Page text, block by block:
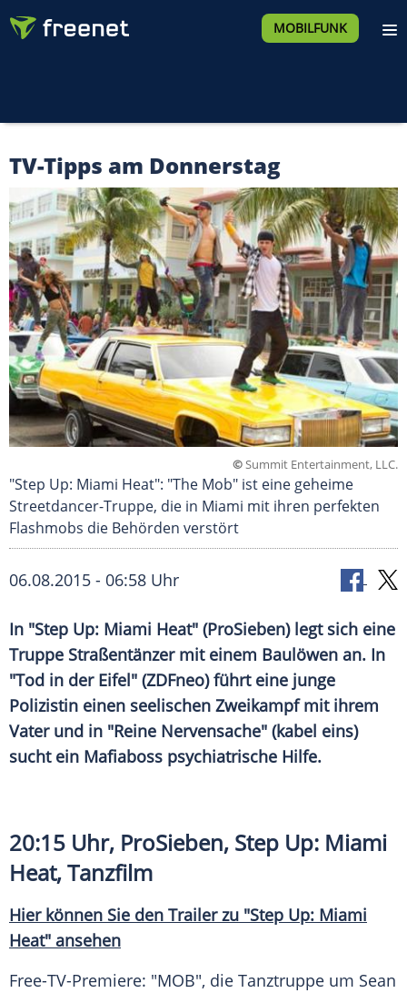
MOBILFUNK
TV-Tipps am Donnerstag
©Summit Entertainment, LLC.
"Step Up: Miami Heat": "The Mob" ist eine geheime
Streetdancer-Truppe, die in Miami mit ihren perfekten
Flashmobs die Behörden verstört
06.08.2015 - 06:58 Uhr
In "Step Up: Miami Heat" (ProSieben) legt sich eine
Truppe Straßentänzer mit einem Baulöwen an. In
"Tod in der Eifel" (ZDFneo) führt eine junge
Polizistin einen seelischen Zweikampf mit ihrem
Vater und in "Reine Nervensache" (kabel eins)
sucht ein Mafiaboss psychiatrische Hilfe.
20:15 Uhr, ProSieben, Step Up: Miami
Heat, Tanzfilm
Hier können Sie den Trailerzu "Step Up: Miami
Heat" ansehen
Free-TV-Premiere: "MOB", die Tanztruppe um Sean